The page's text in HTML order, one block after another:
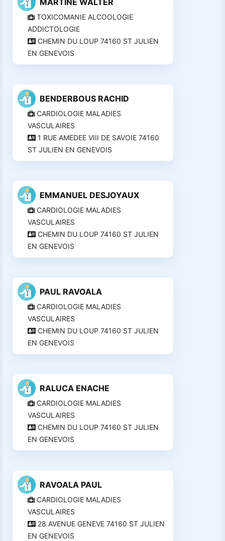
MARTINE WALTER
TOXICOMANIE ALCOOLOGIE
ADDICTOLOGIE
CHEMIN DU LOUP 74160 ST JULIEN
EN GENEVOIS
BENDERBOUS RACHID
CARDIOLOGIE MALADIES
VASCULAIRES
1 RUE AMEDEE VIII DE SAVOIE 74160
ST JULIEN EN GENEVOIS
EMMANUEL DESJOYAUX
CARDIOLOGIE MALADIES
VASCULAIRES
CHEMIN DU LOUP 74160 ST JULIEN
EN GENEVOIS
PAUL RAVOALA
CARDIOLOGIE MALADIES
VASCULAIRES
CHEMIN DU LOUP 74160 ST JULIEN
EN GENEVOIS
RALUCA ENACHE
CARDIOLOGIE MALADIES
VASCULAIRES
CHEMIN DU LOUP 74160 ST JULIEN
EN GENEVOIS
RAVOALA PAUL
CARDIOLOGIE MALADIES
VASCULAIRES
28 AVENUE GENEVE 74160 ST JULIEN
EN GENEVOIS